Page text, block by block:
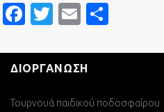
Facebook
Twitter
Email
ΔΙΟΡΓΑΝΩΣΗ
Τουρνουά παιδικού ποδοσφαίρου